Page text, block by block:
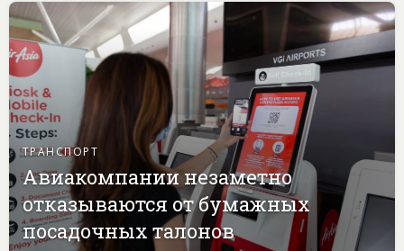
ТРАНСПОРТ
Авиакомпании незаметно
отказываются от бумажных
посадочных талонов